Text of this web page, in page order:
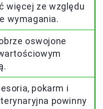
więcej ze względu
wymagania.
oswojone
pokarm i
powinny